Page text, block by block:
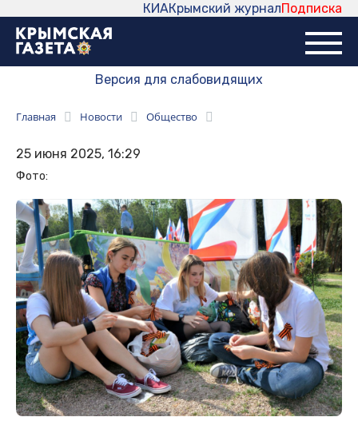
Подписка
Крымский журнал
КИА
Версия для слабовидящих
Главная Новости Общество
25 июня 2025, 16:29
Фото: